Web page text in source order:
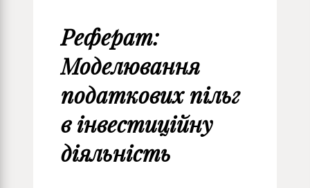
Реферат:
Моделювання
податкових пільг
в інвестиційну
діяльність